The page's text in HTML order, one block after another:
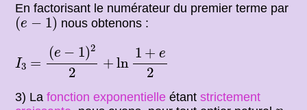
En factorisant le numérateur du premier terme par
(e − 1)
(e−1) nous obtenons :
I3
I3 =
=
(e − 1)2
2
+ ln
1 + e
2
e )22 e
3) Lafonction exponentielle étantstrictement